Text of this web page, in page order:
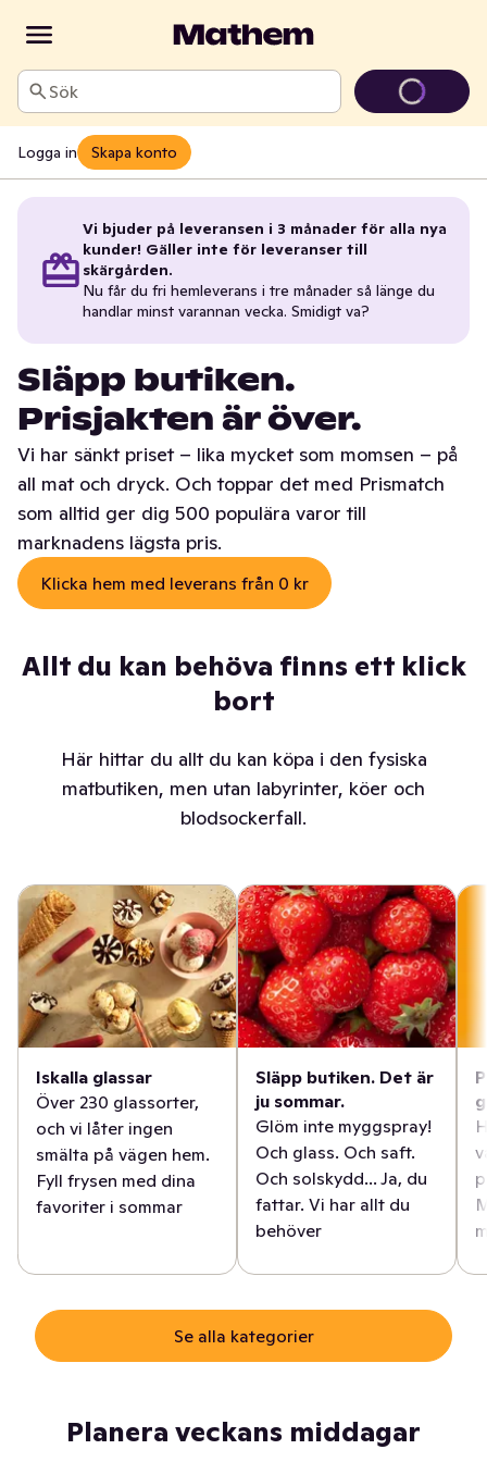
Sök
Logga in Skapa konto
Vi bjuder på leveransen i 3 månader för alla nya
kunder! Gäller inte för leveranser till
skärgården.
Nu får du fri hemleverans i tre månader så länge du
handlar minst varannan vecka. Smidigt va?
Släpp butiken.
Prisjakten är över.
Vi har sänkt priset – lika mycket som momsen – på
all mat och dryck. Och toppar det med Prismatch
som alltid ger dig 500 populära varor till
marknadens lägsta pris.
Klicka hem med leverans från 0 kr
Allt du kan behöva finns ett klick
bort
Här hittar du allt du kan köpa i den fysiska
matbutiken, men utan labyrinter, köer och
blodsockerfall.
Iskalla glassar
Över 230 glassorter,
och vi låter ingen
smälta på vägen hem.
Fyll frysen med dina
favoriter i sommar
Släpp butiken. Det är
ju sommar.
Glöm inte myggspray!
Och glass. Och saft.
Och solskydd... Ja, du
fattar. Vi har allt du
behöver
Se alla kategorier
Planera veckans middagar